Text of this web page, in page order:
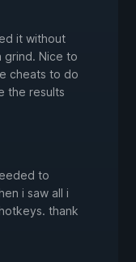
it without
grind. Nice to
cheats to do
the results
to
i saw all i
thank